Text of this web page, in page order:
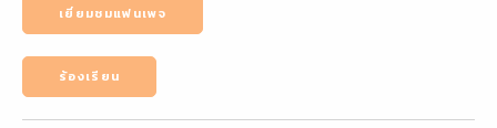
เยี่ยมชมแฟนเพจ
ร้องเรียน